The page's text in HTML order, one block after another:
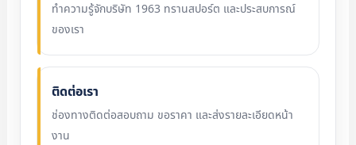
ทำความรู้จักบริษัท 1963 ทรานสปอร์ต และประสบการณ์
ของเรา
ติดต่อเรา
ช่องทางติดต่อสอบถาม ขอราคา และส่งรายละเอียดหน้า
งาน